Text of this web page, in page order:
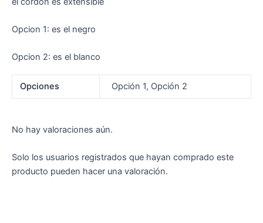
Opcion 1: es el negro
Opcion 2: es el blanco
Opciones Opción 1, Opción 2
No hay valoraciones aún.
Solo los usuarios registrados que hayan comprado este
producto pueden hacer una valoración.